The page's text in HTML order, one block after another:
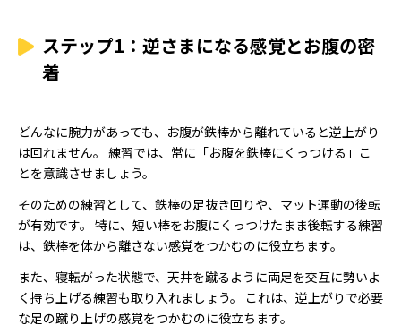
ステップ1：逆さまになる感覚とお腹の密
着
どんなに腕力があっても、お腹が鉄棒から離れていると逆上がり
は回れません。 練習では、常に「お腹を鉄棒にくっつける」こ
とを意識させましょう。
そのための練習として、鉄棒の足抜き回りや、マット運動の後転
が有効です。 特に、短い棒をお腹にくっつけたまま後転する練習
は、鉄棒を体から離さない感覚をつかむのに役立ちます。
また、寝転がった状態で、天井を蹴るように両足を交互に勢いよ
く持ち上げる練習も取り入れましょう。 これは、逆上がりで必要
な足の蹴り上げの感覚をつかむのに役立ちます。